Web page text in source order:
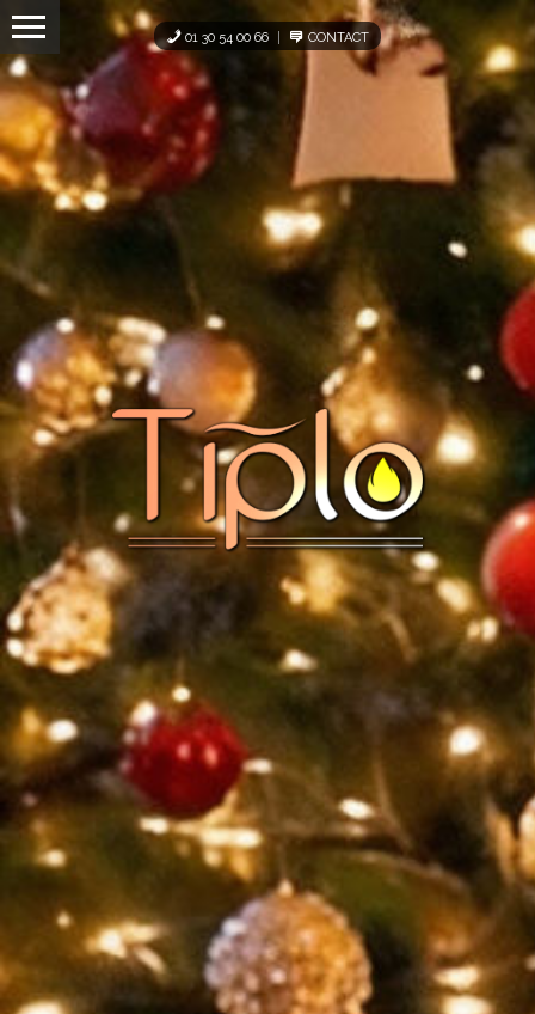
Panneau de gestion des cookies
01 30 54 00 66 CONTACT